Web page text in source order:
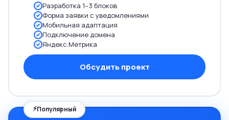
Разработка 1–3 блоков
Форма заявки с уведомлениями
Мобильная адаптация
Подключение домена
Яндекс.Метрика
Обсудить проект
⚡Популярный